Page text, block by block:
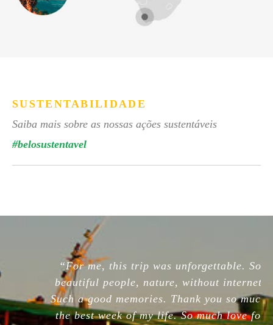
SUSTENTABILIDADE
Saiba mais sobre as nossas ações sustentáveis
#belosustentavel
“For me, this trip was unforgettable. So
beautiful people, nature, without internet.
Such a good memories. Thank you so much,
the best week of my life. So much love for